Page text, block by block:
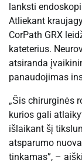
lanksti
Atliekant
CorPath GRX
kateterius.
atsiranda
panaudojimas
„Šis chirurginės
kurios gali
išlaikant šį
atsparumo
tinkamas”, –